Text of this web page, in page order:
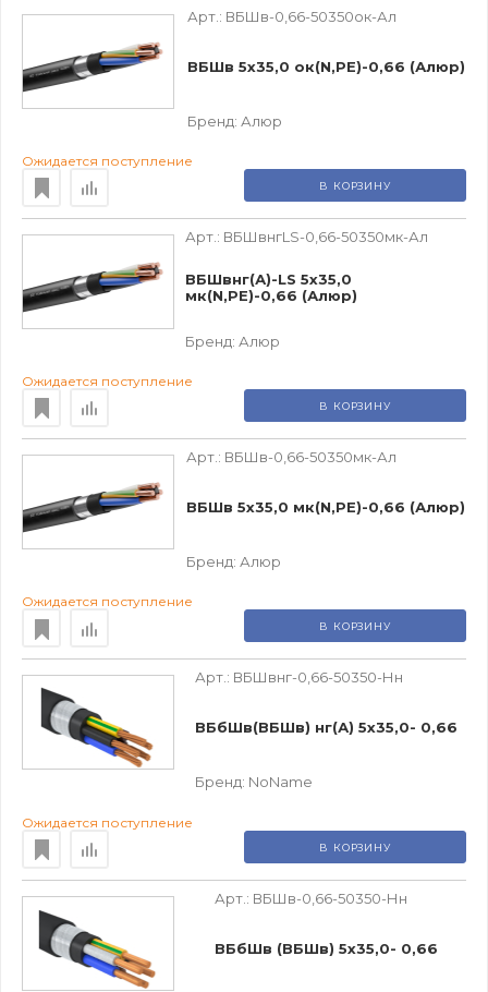
Арт.: ВБШв-0,66-50350ок-Ал
ВБШв 5х35,0 ок(N,PE)-0,66 (Алюр)
Бренд: Алюр
Ожидается поступление
В КОРЗИНУ
Арт.: ВБШвнгLS-0,66-50350мк-Ал
ВБШвнг(А)-LS 5х35,0
мк(N,РЕ)-0,66 (Алюр)
Бренд: Алюр
Ожидается поступление
В КОРЗИНУ
Арт.: ВБШв-0,66-50350мк-Ал
ВБШв 5х35,0 мк(N,PE)-0,66 (Алюр)
Бренд: Алюр
Ожидается поступление
В КОРЗИНУ
Арт.: ВБШвнг-0,66-50350-Нн
ВБбШв(ВБШв) нг(А) 5х35,0- 0,66
Бренд: NoName
Ожидается поступление
В КОРЗИНУ
Арт.: ВБШв-0,66-50350-Нн
ВБбШв (ВБШв) 5х35,0- 0,66